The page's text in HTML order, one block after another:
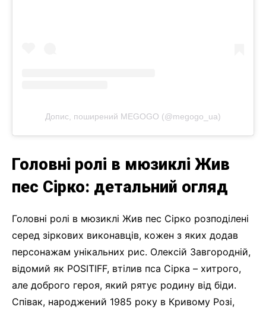
Допис, поширений MEGOGO (@megogo_ua)
Головні ролі в мюзиклі Жив
пес Сірко: детальний огляд
Головні ролі в мюзиклі Жив пес Сірко розподілені
серед зіркових виконавців, кожен з яких додав
персонажам унікальних рис. Олексій Завгородній,
відомий як POSITIFF, втілив пса Сірка – хитрого,
але доброго героя, який рятує родину від біди.
Співак, народжений 1985 року в Кривому Розі,